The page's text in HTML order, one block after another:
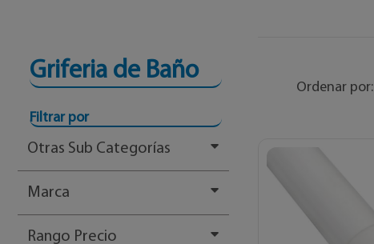
Griferia de Baño
Filtrar por
Otras Sub Categorías
Marca
Rango Precio
Ordenar por: